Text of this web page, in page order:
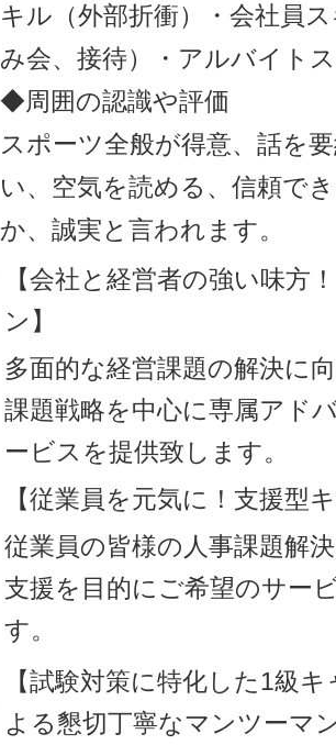
キル（外部折衝）・会社員
み会、接待）・アルバイト
◆周囲の認識や評価
スポーツ全般が得意、話を
い、空気を読める、信頼で
か、誠実と言われます。
【会社と経営者の強い味方
ン】
多面的な経営課題の解決に
課題戦略を中心に専属アド
ービスを提供致します。
【従業員を元気に！支援型
従業員の皆様の人事課題解
支援を目的にご希望のサー
す。
【試験対策に特化した1級
よる懇切丁寧なマンツーマ